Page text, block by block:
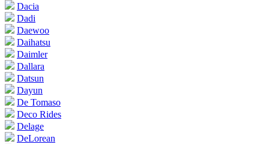
Dacia
Dadi
Daewoo
Daihatsu
Daimler
Dallara
Datsun
Dayun
De Tomaso
Deco Rides
Delage
DeLorean